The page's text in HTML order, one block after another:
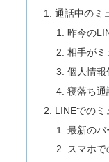
通話中のミ
昨今の
相手がミ
個人情報
寝落ち通
LINEでのミ
最新のバ
スマホ